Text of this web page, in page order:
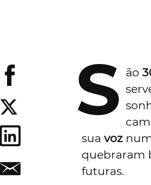
S ão
sua voz
quebraram
futuras.